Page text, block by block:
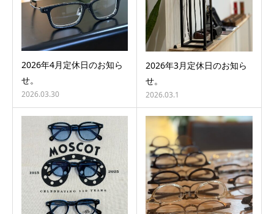
2026年4月定休日のお知ら
せ。
2026.03.30
2026年3月定休日のお知ら
せ。
2026.03.1